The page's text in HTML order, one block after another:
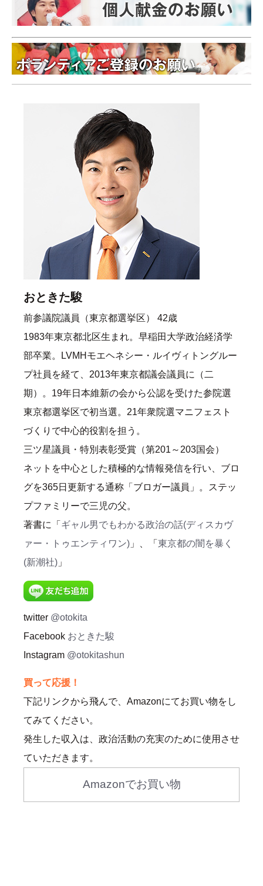
おときた駿
前参議院議員（東京都選挙区） 42歳
1983年東京都北区生まれ。早稲田大学政治経済学
部卒業。LVMHモエヘネシー・ルイヴィトングルー
プ社員を経て、2013年東京都議会議員に（二
期）。19年日本維新の会から公認を受けた参院選
東京都選挙区で初当選。21年衆院選マニフェスト
づくりで中心的役割を担う。
三ツ星議員・特別表彰受賞（第201～203国会）
ネットを中心とした積極的な情報発信を行い、ブロ
グを365日更新する通称「ブロガー議員」。ステッ
プファミリーで三児の父。
著書に「 ギャル男でもわかる政治の話(ディスカヴ
ァー・トゥエンティワン) 」、「 東京都の闇を暴く
(新潮社) 」
twitter @otokita
Facebook おときた駿
Instagram @otokitashun
買って応援！
下記リンクから飛んで、Amazonにてお買い物をし
てみてください。
発生した収入は、政治活動の充実のために使用させ
ていただきます。
Amazonでお買い物